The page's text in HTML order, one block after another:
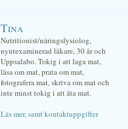
Tina
Nutritionist/näringsfysiolog,
nyutexaminerad läkare, 30 år och
Uppsalabo. Tokig i att laga mat,
läsa om mat, prata om mat,
fotografera mat, skriva om mat och
inte minst tokig i att äta mat.
Läs mer, samt kontaktuppgifter